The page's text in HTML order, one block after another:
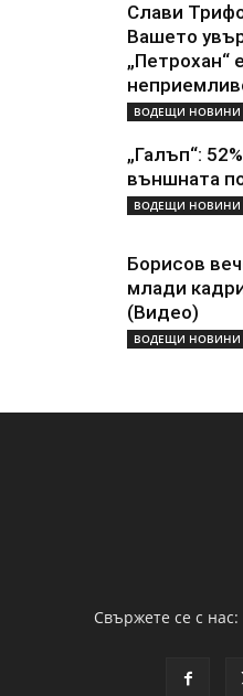
Слави
Вашето
„Петрохан“
ВОДЕЩИ НОВИНИ
„Галъп“:
външната
ВОДЕЩИ НОВИНИ
Борисов
млади
(Видео)
ВОДЕЩИ НОВИНИ
Свържете се с нас: